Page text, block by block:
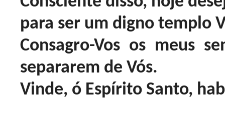
para ser um digno templo
Consagro-Vos os meus
separarem de Vós.
Vinde, ó Espírito Santo,